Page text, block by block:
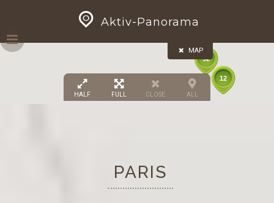
content
Aktiv-Panorama
MAP
92
13
12
HALF FULL CLOSE ALL
PARIS